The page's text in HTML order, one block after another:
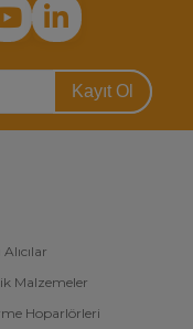
Kayıt Ol
Malzemeler
Hoparlörleri